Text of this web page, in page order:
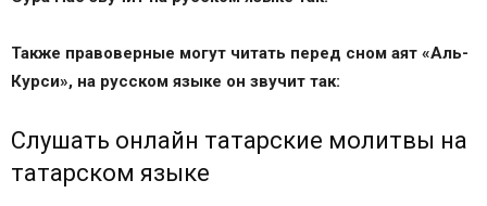
Также правоверные могут читать перед сном аят «Аль-
Курси», на русском языке он звучит так:
Слушать онлайн татарские молитвы на
татарском языке